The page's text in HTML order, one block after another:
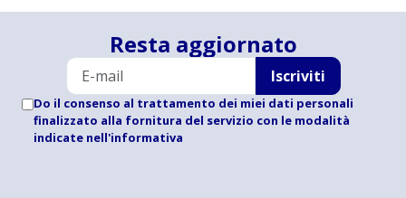
Resta aggiornato
Iscriviti
Do il consenso al trattamento dei miei dati personali
finalizzato alla fornitura del servizio con le modalità
indicate nell'informativa